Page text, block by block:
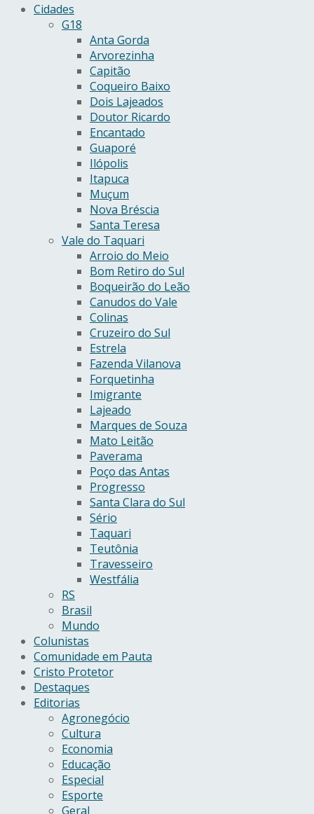
Cidades
G18
Anta Gorda
Arvorezinha
Capitão
Coqueiro Baixo
Dois Lajeados
Doutor Ricardo
Encantado
Guaporé
Ilópolis
Itapuca
Muçum
Nova Bréscia
Santa Teresa
Vale do Taquari
Arroio do Meio
Bom Retiro do Sul
Boqueirão do Leão
Canudos do Vale
Colinas
Cruzeiro do Sul
Estrela
Fazenda Vilanova
Forquetinha
Imigrante
Lajeado
Marques de Souza
Mato Leitão
Paverama
Poço das Antas
Progresso
Santa Clara do Sul
Sério
Taquari
Teutônia
Travesseiro
Westfália
RS
Brasil
Mundo
Colunistas
Comunidade em Pauta
Cristo Protetor
Destaques
Editorias
Agronegócio
Cultura
Economia
Educação
Especial
Esporte
Geral